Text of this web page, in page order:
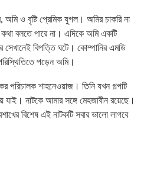
অমি ও বৃষ্টি প্রেমিক যুগল। অমির চাকরি না
কথা বলতে পারে না। এদিকে অমি একটি
সেখানেই বিপত্তি ঘটে। কোম্পানির এমডি
পড়েন অমি।
পরিচালক শাহনেওয়াজ। তিনি যখন গল্পটি
নাটকে আমার সঙ্গে মেহজাবীন রয়েছে।
বিশেষ এই নাটকটি সবার ভালো লাগবে